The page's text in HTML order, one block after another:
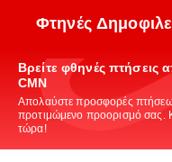
Φτηνές
Βρείτε φθηνές πτήσεις
CMN
Απολαύστε προσφορές
προτιμώμενο προορισμό σας.
τώρα!